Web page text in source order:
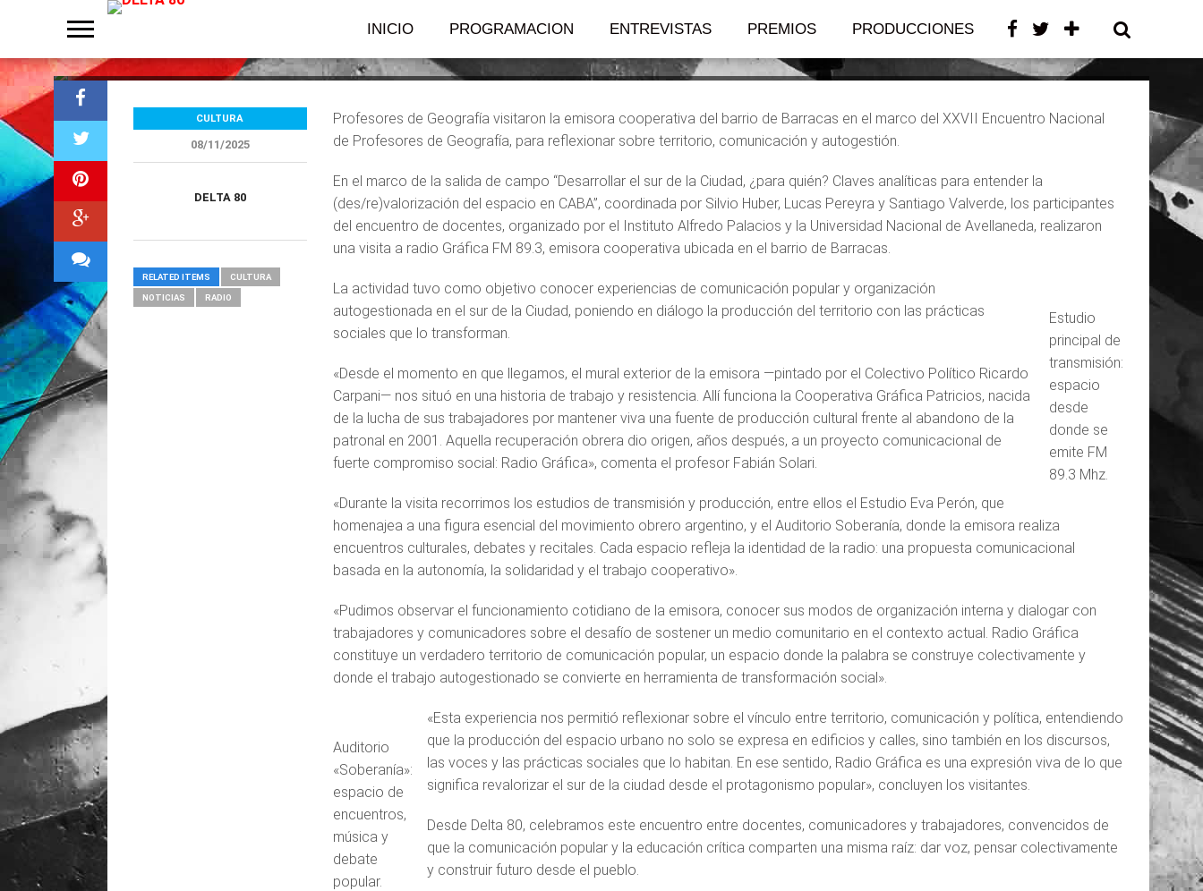
INICIO PROGRAMACION ENTREVISTAS PREMIOS PRODUCCIONES CONTACTO
Gráfica
Profesores de Geografía visitaron la emisora cooperativa del barrio de Barracas en el marco del XXVII Encuentro Nacional
de Profesores de Geografía, para reflexionar sobre territorio, comunicación y autogestión.
En el marco de la salida de campo “Desarrollar el sur de la Ciudad, ¿para quién? Claves analíticas para entender la
(des/re)valorización del espacio en CABA”, coordinada por Silvio Huber, Lucas Pereyra y Santiago Valverde, los participantes
del encuentro de docentes, organizado por el Instituto Alfredo Palacios y la Universidad Nacional de Avellaneda, realizaron
una visita a radio Gráfica FM 89.3, emisora cooperativa ubicada en el barrio de Barracas.
Estudio
principal de
transmisión:
espacio
desde
donde se
emite FM
89.3 Mhz.
La actividad tuvo como objetivo conocer experiencias de comunicación popular y organización
autogestionada en el sur de la Ciudad, poniendo en diálogo la producción del territorio con las prácticas
sociales que lo transforman.
«Desde el momento en que llegamos, el mural exterior de la emisora —pintado por el Colectivo Político Ricardo
Carpani— nos situó en una historia de trabajo y resistencia. Allí funciona la Cooperativa Gráfica Patricios, nacida
de la lucha de sus trabajadores por mantener viva una fuente de producción cultural frente al abandono de la
patronal en 2001. Aquella recuperación obrera dio origen, años después, a un proyecto comunicacional de
fuerte compromiso social: Radio Gráfica», comenta el profesor Fabián Solari.
«Durante la visita recorrimos los estudios de transmisión y producción, entre ellos el Estudio Eva Perón, que
homenajea a una figura esencial del movimiento obrero argentino, y el Auditorio Soberanía, donde la emisora realiza
encuentros culturales, debates y recitales. Cada espacio refleja la identidad de la radio: una propuesta comunicacional
basada en la autonomía, la solidaridad y el trabajo cooperativo».
«Pudimos observar el funcionamiento cotidiano de la emisora, conocer sus modos de organización interna y dialogar con
trabajadores y comunicadores sobre el desafío de sostener un medio comunitario en el contexto actual. Radio Gráfica
constituye un verdadero territorio de comunicación popular, un espacio donde la palabra se construye colectivamente y
donde el trabajo autogestionado se convierte en herramienta de transformación social».
Auditorio
«Soberanía»:
espacio de
encuentros,
música y
debate
popular.
«Esta experiencia nos permitió reflexionar sobre el vínculo entre territorio, comunicación y política, entendiendo
que la producción del espacio urbano no solo se expresa en edificios y calles, sino también en los discursos,
las voces y las prácticas sociales que lo habitan. En ese sentido, Radio Gráfica es una expresión viva de lo que
significa revalorizar el sur de la ciudad desde el protagonismo popular», concluyen los visitantes.
Desde Delta 80, celebramos este encuentro entre docentes, comunicadores y trabajadores, convencidos de
que la comunicación popular y la educación crítica comparten una misma raíz: dar voz, pensar colectivamente
y construir futuro desde el pueblo.
CULTURA
08/11/2025
DELTA 80
RELATED ITEMS CULTURA
NOTICIAS RADIO